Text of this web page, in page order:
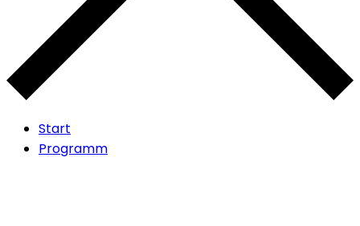
Start
Programm